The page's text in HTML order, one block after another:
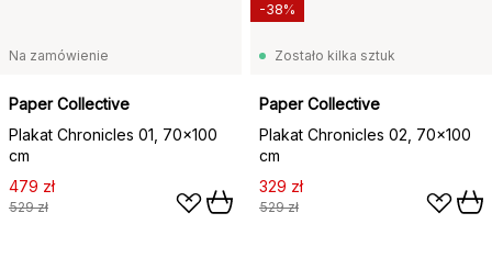
Na zamówienie
Paper Collective
Plakat Chronicles 01, 70x100
cm
479 zł
529 zł
Zostało kilka sztuk
Paper Collective
Plakat Chronicles 02, 70x100
cm
329 zł
529 zł
-38%